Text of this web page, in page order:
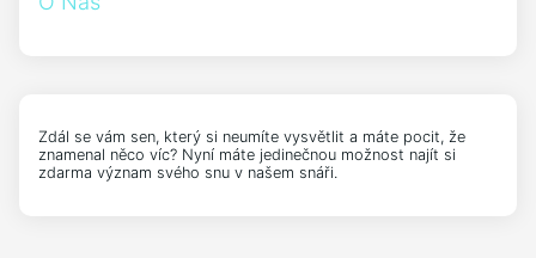
Zdál se vám sen, který si neumíte vysvětlit a máte pocit, že
znamenal něco víc? Nyní máte jedinečnou možnost najít si
zdarma význam svého snu v našem snáři.